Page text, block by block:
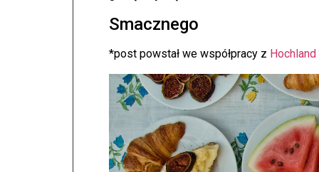
Smacznego
*post powstał we współpracy z Hochland